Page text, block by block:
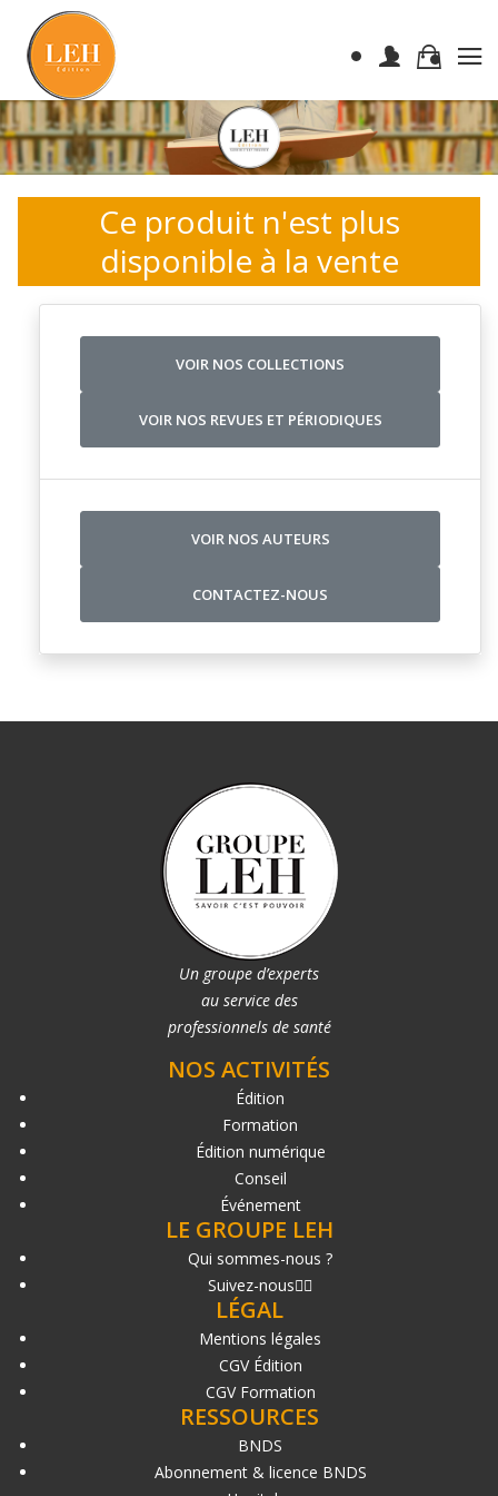
Ce produit n'est plus
disponible à la vente
VOIR NOS COLLECTIONS
VOIR NOS REVUES ET PÉRIODIQUES
VOIR NOS AUTEURS
CONTACTEZ-NOUS
Un groupe d’experts
au service des
professionnels de santé
NOS ACTIVITÉS
Édition
Formation
Édition numérique
Conseil
Événement
LE GROUPE LEH
Qui sommes-nous ?
Suivez-nous
LÉGAL
Mentions légales
CGV Édition
CGV Formation
RESSOURCES
BNDS
Abonnement & licence BNDS